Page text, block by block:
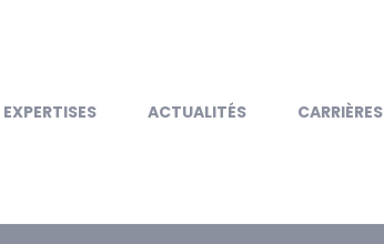
ACTUALITÉS CARRIÈRES